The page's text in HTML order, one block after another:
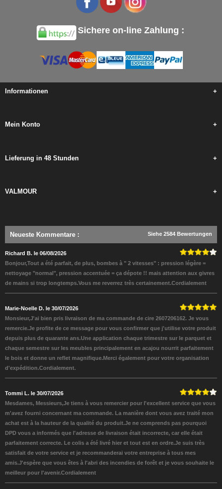
Sichere on-line Zahlung :
Informationen +
Mein Konto +
Lieferung in 48 Stunden +
VALMOUR +
Neueste Kommentare : Siehe 2584 Bewertungen
Richard B. le 06/08/2026
Bonjour,Tout a été parfait, de plus, bombes à " 2 vitesses" : pression légère =
nettoyage "normal", pression accentuée = ça dépote !! mais attention aux givres
de mains si trop longtemps.Vous me reverrez très certainement.Cordialement
Marie-Noelle D. le 30/07/2026
Monsieur,J'ai bien pris livraison de ma commande de cire 2607206162. Je vous
remercie.Je profite de ce message pour vous confirmer que j'utilise votre produit
depuis plus de quarante ans.Une application chaque trimestre sur le parquet et
chaque semestre sur les meubles principalement en acajou nourrit parfaitement
le bois et donne un reflet magnifique.Merci également pour votre organisation
d'expédition.Cordialement.
Tommi L. le 30/07/2026
Mesdames, Messieurs,Je tiens à vous remercier pour l'excellent service que vous
m'avez fourni concernant ma commande. La manière dont vous avez traité mon
achat est à la hauteur de la qualité du produit.Je ne comprends pas pourquoi
DPD vous a informés que l'adresse de livraison était incorrecte, car elle était
parfaitement correcte. Le colis a été livré hier et tout est en ordre.Je suis très
satisfait de votre service et je recommanderai votre entreprise à tous mes
amis.J'espère que vous êtes à l'abri des incendies de forêt et je vous souhaite le
meilleur pour l'avenir.Cordialement